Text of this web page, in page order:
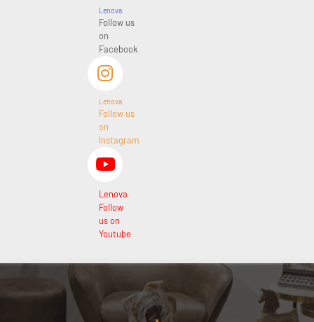
Lenova
Follow us
on
Facebook
Lenova
Follow us
on
Instagram
Lenova
Follow
us on
Youtube